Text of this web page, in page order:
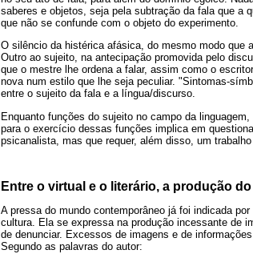
saberes e objetos, seja pela subtração da fala que a
que não se confunde com o objeto do experimento.
O silêncio da histérica afásica, do mesmo modo que
Outro ao sujeito, na antecipação promovida pelo
que o mestre lhe ordena a falar, assim como o
nova num estilo que lhe seja peculiar. "Sintomas-
entre o sujeito da fala e a língua/discurso.
Enquanto funções do sujeito no campo da
para o exercício dessas funções implica em
psicanalista, mas que requer, além disso, um
Entre o virtual e o literário, a produção do
A pressa do mundo contemporâneo já foi indicada
cultura. Ela se expressa na produção incessante de
de denunciar. Excessos de imagens e de
Segundo as palavras do autor: